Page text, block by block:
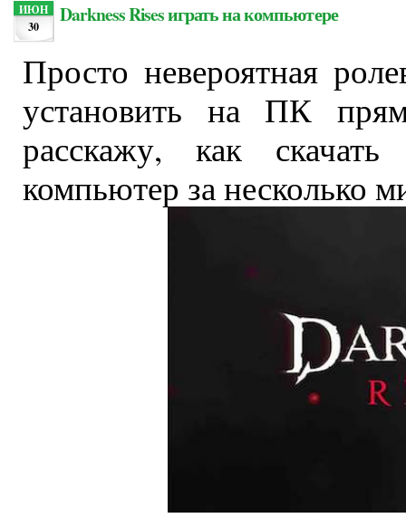
ИЮН
30
Darkness Rises играть на компьютере
Просто невероятная
установить на ПК
расскажу, как
компьютер за несколько